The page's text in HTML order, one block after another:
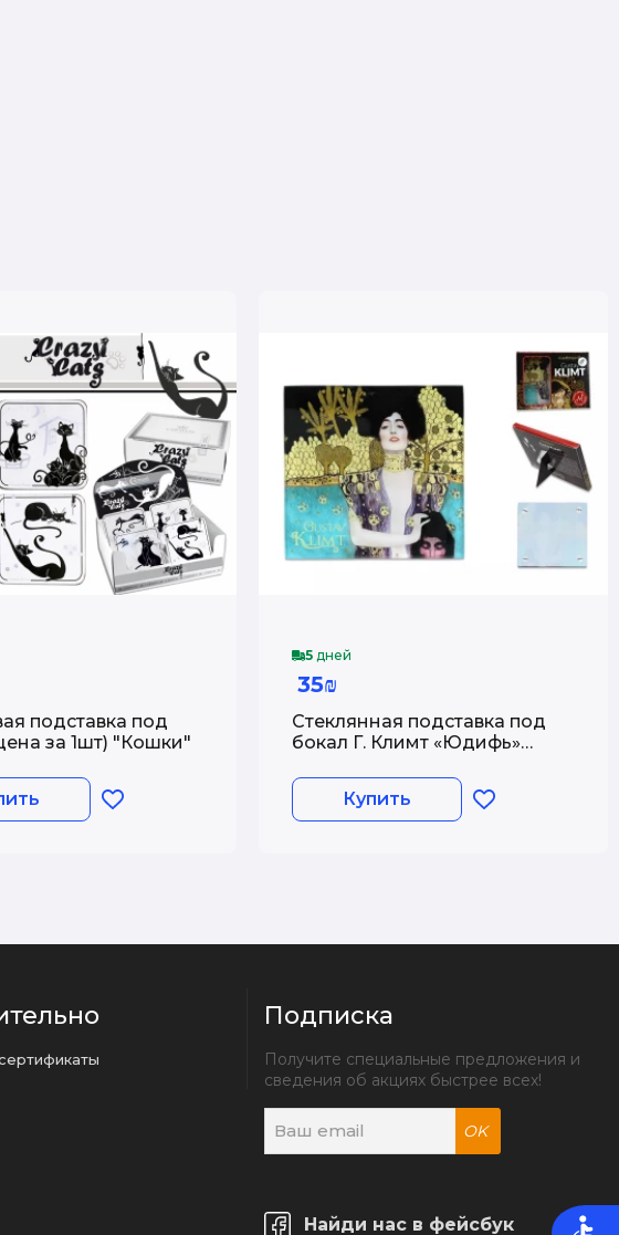
подставка под
за 1шт) "Кошки"
5 дней
35₪
Стеклянная подставка под
бокал Г. Климт «Юдифь»
Купить
Подписка
Получите специальные предложения и
сведения об акциях быстрее всех!
OK
Найди нас в фейсбук